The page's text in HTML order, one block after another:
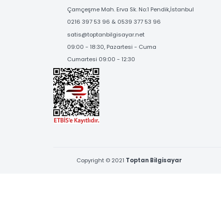
SOSYAL MEDYA'DA BİZİ TAKİP EDİN
BİZE ULAŞIN
Çamçeşme Mah. Erva Sk. No:1 Pendik,İstanbul
0216 397 53 96 & 0539 377 53 96
satis@toptanbilgisayar.net